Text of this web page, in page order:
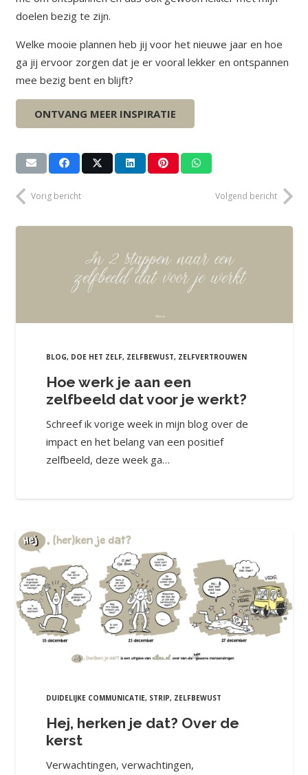
doelen bezig te zijn.
Welke mooie plannen heb jij voor het nieuwe jaar en hoe
ga jij ervoor zorgen dat je er vooral lekker en ontspannen
mee bezig bent en blijft?
Groet, Eiline
ONTVANG MEER INSPIRATIE
Vorig bericht Volgend bericht
BLOG, DOE HET ZELF, ZELFBEWUST, ZELFVERTROUWEN
Hoe werk je aan een
zelfbeeld dat voor je werkt?
Schreef ik vorige week in mijn blog over de
impact en het belang van een positief
zelfbeeld, deze week ga…
DUIDELIJKE COMMUNICATIE, STRIP, ZELFBEWUST
Hej, herken je dat? Over de
kerst
Verwachtingen, verwachtingen,